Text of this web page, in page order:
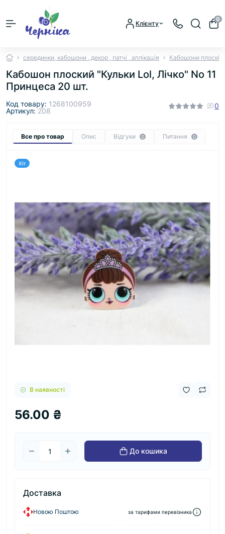
Клієнту
0
серединки, кабошони , декор , патчі , аплікація Кабошони плоскі
Кабошон плоский "Кульки Lol, Лічко" No 11
Принцеса 20 шт.
Код товару: 1268100959
Артикул:208
0
Все про товар Опис Відгуки 0 Питання 0
Хіт
В наявності
56.00 ₴
До кошика
Доставка
Новою Поштою за тарифами перевізника